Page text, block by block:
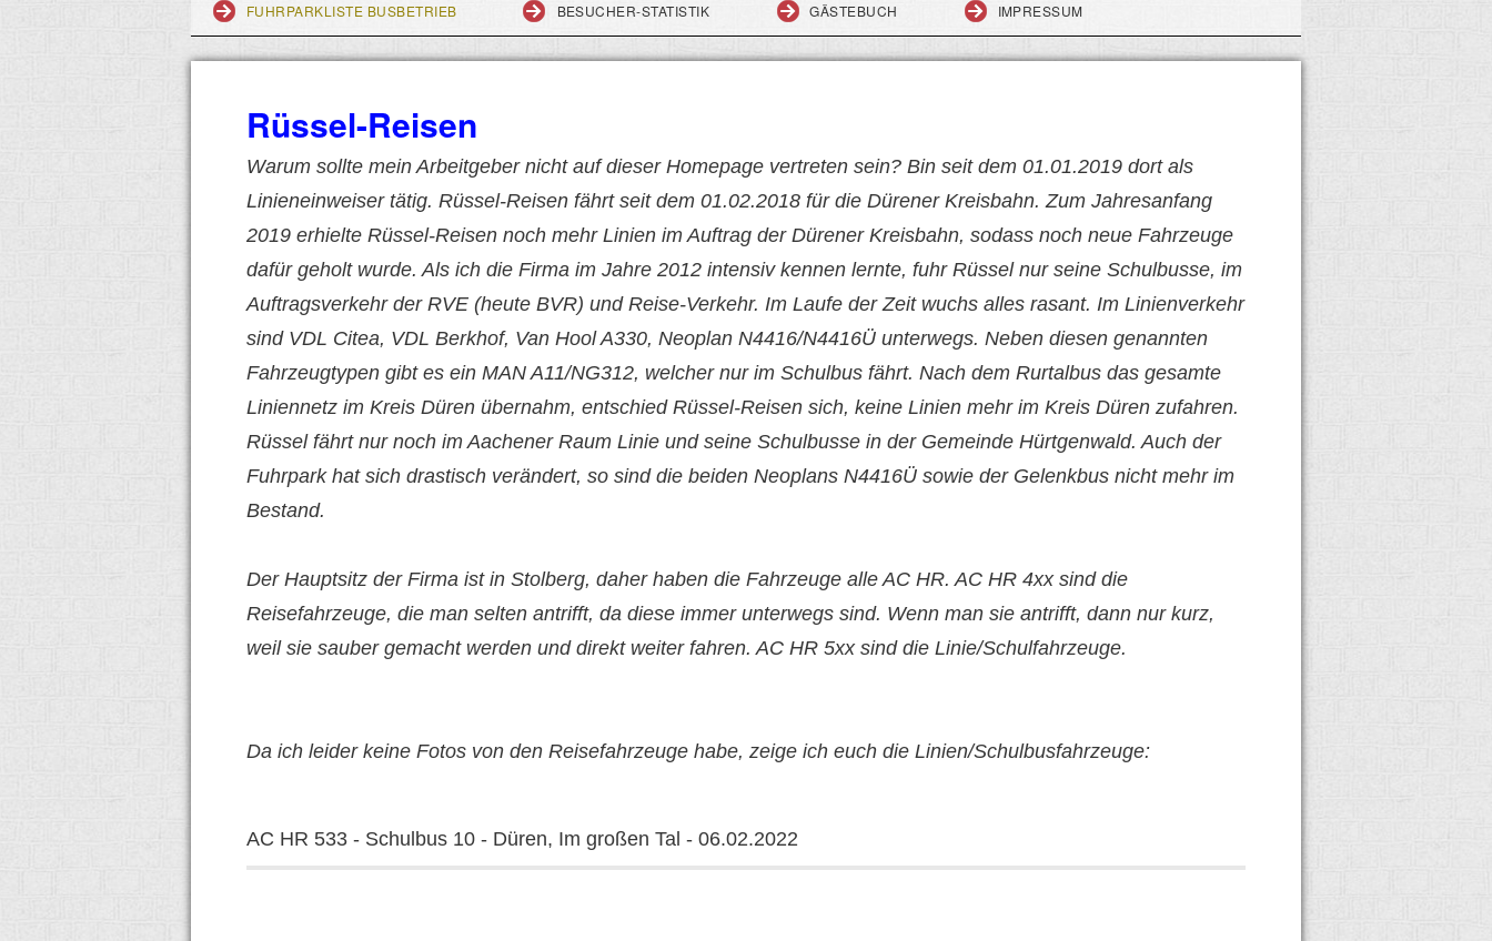
FUHRPARKLISTE BUSBETRIEB BESUCHER-STATISTIK GÄSTEBUCH IMPRESSUM
Rüssel-Reisen
Warum sollte mein Arbeitgeber nicht auf dieser Homepage vertreten sein? Bin seit dem 01.01.2019 dort als
Linieneinweiser tätig. Rüssel-Reisen fährt seit dem 01.02.2018 für die Dürener Kreisbahn. Zum Jahresanfang
2019 erhielte Rüssel-Reisen noch mehr Linien im Auftrag der Dürener Kreisbahn, sodass noch neue Fahrzeuge
dafür geholt wurde. Als ich die Firma im Jahre 2012 intensiv kennen lernte, fuhr Rüssel nur seine Schulbusse, im
Auftragsverkehr der RVE (heute BVR) und Reise-Verkehr. Im Laufe der Zeit wuchs alles rasant. Im Linienverkehr
sind VDL Citea, VDL Berkhof, Van Hool A330, Neoplan N4416/N4416Ü unterwegs. Neben diesen genannten
Fahrzeugtypen gibt es ein MAN A11/NG312, welcher nur im Schulbus fährt. Nach dem Rurtalbus das gesamte
Liniennetz im Kreis Düren übernahm, entschied Rüssel-Reisen sich, keine Linien mehr im Kreis Düren zufahren.
Rüssel fährt nur noch im Aachener Raum Linie und seine Schulbusse in der Gemeinde Hürtgenwald. Auch der
Fuhrpark hat sich drastisch verändert, so sind die beiden Neoplans N4416Ü sowie der Gelenkbus nicht mehr im
Bestand.
Der Hauptsitz der Firma ist in Stolberg, daher haben die Fahrzeuge alle AC HR. AC HR 4xx sind die
Reisefahrzeuge, die man selten antrifft, da diese immer unterwegs sind. Wenn man sie antrifft, dann nur kurz,
weil sie sauber gemacht werden und direkt weiter fahren. AC HR 5xx sind die Linie/Schulfahrzeuge.
Da ich leider keine Fotos von den Reisefahrzeuge habe, zeige ich euch die Linien/Schulbusfahrzeuge:
AC HR 533 - Schulbus 10 - Düren, Im großen Tal - 06.02.2022